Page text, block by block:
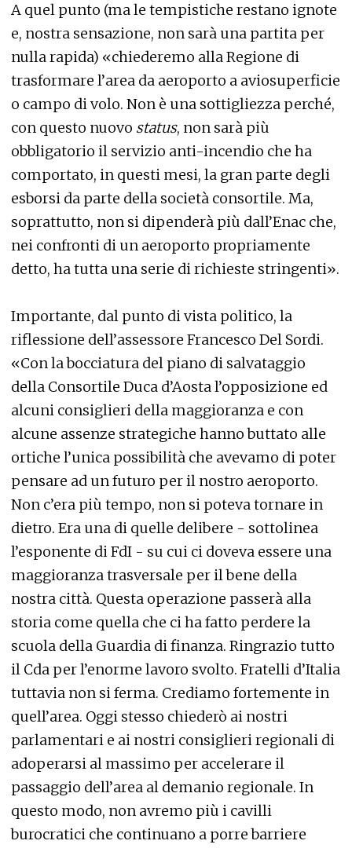
A quel punto (ma le tempistiche restano ignote
e, nostra sensazione, non sarà una partita per
nulla rapida) «chiederemo alla Regione di
trasformare l’area da aeroporto a aviosuperficie
o campo di volo. Non è una sottigliezza perché,
con questo nuovo status, non sarà più
obbligatorio il servizio anti-incendio che ha
comportato, in questi mesi, la gran parte degli
esborsi da parte della società consortile. Ma,
soprattutto, non si dipenderà più dall’Enac che,
nei confronti di un aeroporto propriamente
detto, ha tutta una serie di richieste stringenti».
Importante, dal punto di vista politico, la
riflessione dell’assessore Francesco Del Sordi.
«Con la bocciatura del piano di salvataggio
della Consortile Duca d’Aosta l’opposizione ed
alcuni consiglieri della maggioranza e con
alcune assenze strategiche hanno buttato alle
ortiche l’unica possibilità che avevamo di poter
pensare ad un futuro per il nostro aeroporto.
Non c’era più tempo, non si poteva tornare in
dietro. Era una di quelle delibere - sottolinea
l’esponente di FdI - su cui ci doveva essere una
maggioranza trasversale per il bene della
nostra città. Questa operazione passerà alla
storia come quella che ci ha fatto perdere la
scuola della Guardia di finanza. Ringrazio tutto
il Cda per l’enorme lavoro svolto. Fratelli d’Italia
tuttavia non si ferma. Crediamo fortemente in
quell’area. Oggi stesso chiederò ai nostri
parlamentari e ai nostri consiglieri regionali di
adoperarsi al massimo per accelerare il
passaggio dell’area al demanio regionale. In
questo modo, non avremo più i cavilli
burocratici che continuano a porre barriere